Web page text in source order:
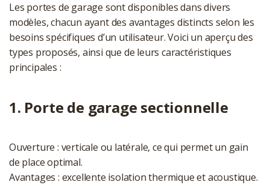
Les portes de garage sont disponibles dans divers
modèles, chacun ayant des avantages distincts selon les
besoins spécifiques d’un utilisateur. Voici un aperçu des
types proposés, ainsi que de leurs caractéristiques
principales :
1. Porte de garage sectionnelle
Ouverture : verticale ou latérale, ce qui permet un gain
de place optimal.
Avantages : excellente isolation thermique et acoustique.